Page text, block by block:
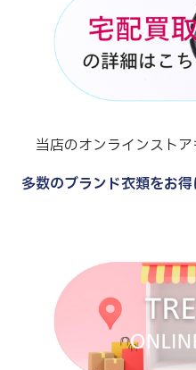
当店のオンラインストア
多数のブランド衣類をお